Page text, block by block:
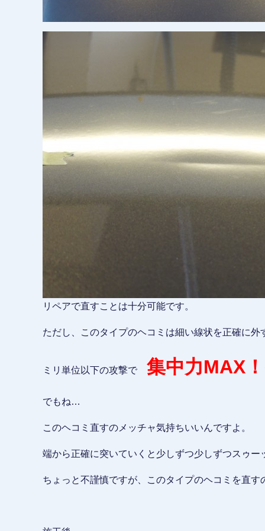
リペアで直すことは十分可能です。
ただし、このタイプのヘコミは細い線状を正確に
ミリ単位以下の攻撃で 集中力MAX！
でもね…
このヘコミ直すのメッチャ気持ちいいんですよ。
端から正確に突いていくと少しずつ少しずつスゥ
ちょっと不謹慎ですが、このタイプのヘコミを直